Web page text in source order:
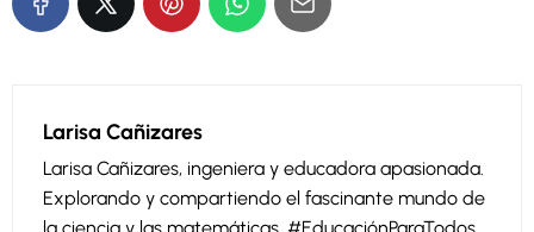
Larisa Cañizares
Larisa Cañizares, ingeniera y educadora apasionada.
Explorando y compartiendo el fascinante mundo de
la ciencia y las matemáticas. #EducaciónParaTodos